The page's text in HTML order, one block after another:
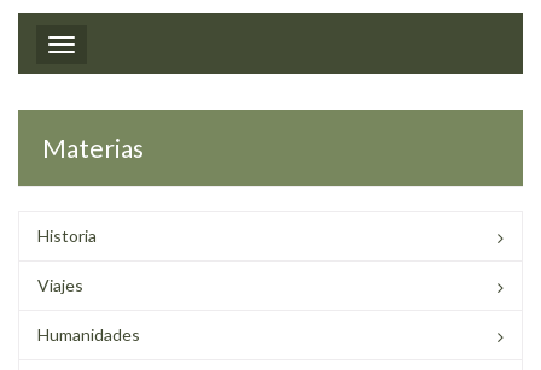
Toggle navigation
Materias
Historia
Viajes
Humanidades